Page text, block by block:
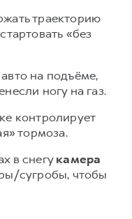
траекторию
«без
на подъёме,
ногу на газ.
контролирует
тормоза.
в снегукамера
сугробы, чтобы